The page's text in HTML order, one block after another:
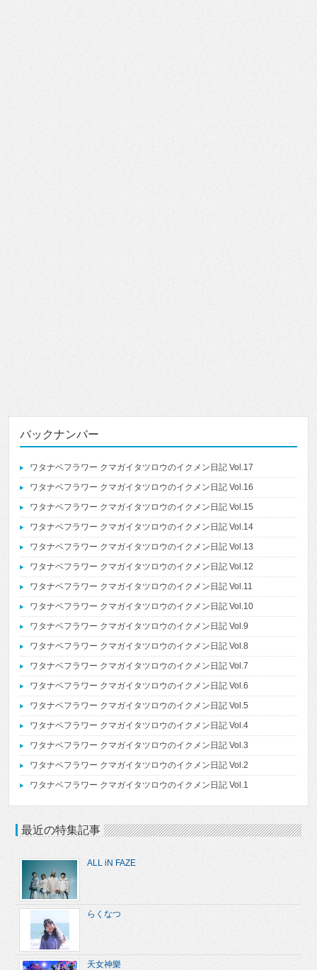
バックナンバー
ワタナベフラワー クマガイタツロウのイクメン日記 Vol.17
ワタナベフラワー クマガイタツロウのイクメン日記 Vol.16
ワタナベフラワー クマガイタツロウのイクメン日記 Vol.15
ワタナベフラワー クマガイタツロウのイクメン日記 Vol.14
ワタナベフラワー クマガイタツロウのイクメン日記 Vol.13
ワタナベフラワー クマガイタツロウのイクメン日記 Vol.12
ワタナベフラワー クマガイタツロウのイクメン日記 Vol.11
ワタナベフラワー クマガイタツロウのイクメン日記 Vol.10
ワタナベフラワー クマガイタツロウのイクメン日記 Vol.9
ワタナベフラワー クマガイタツロウのイクメン日記 Vol.8
ワタナベフラワー クマガイタツロウのイクメン日記 Vol.7
ワタナベフラワー クマガイタツロウのイクメン日記 Vol.6
ワタナベフラワー クマガイタツロウのイクメン日記 Vol.5
ワタナベフラワー クマガイタツロウのイクメン日記 Vol.4
ワタナベフラワー クマガイタツロウのイクメン日記 Vol.3
ワタナベフラワー クマガイタツロウのイクメン日記 Vol.2
ワタナベフラワー クマガイタツロウのイクメン日記 Vol.1
最近の特集記事
ALL iN FAZE
らくなつ
天女神樂